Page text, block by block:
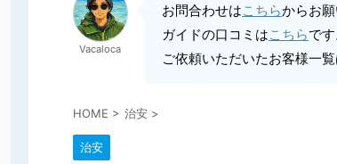
Vacaloca
お問合わせはこちらからお願
ガイドの口コミはこちらです
ご依頼いただいたお客様一
HOME > 治安 >
治安